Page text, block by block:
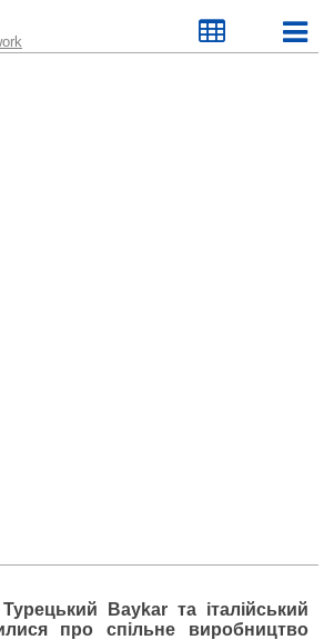
Турецький Baykar та італійський
про спільне виробництво